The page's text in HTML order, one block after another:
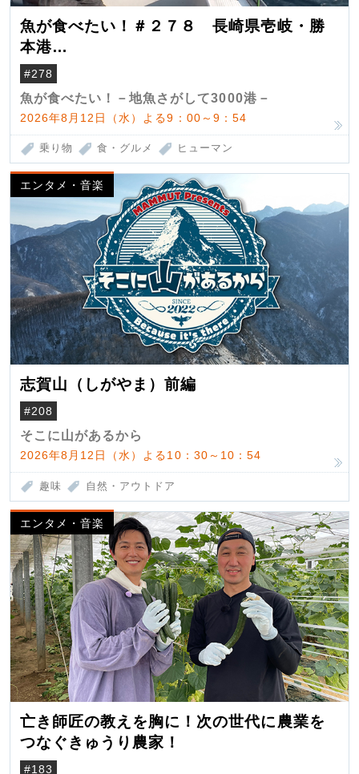
魚が食べたい！＃２７８ 長崎県壱岐・勝
本港
（クロマグロ）
#278
魚が食べたい！－地魚さがして3000港－
2026年8月12日（水）よる9：00～9：54
乗り物 食・グルメ ヒューマン
エンタメ・音楽
志賀山（しがやま）前編
#208
そこに山があるから
2026年8月12日（水）よる10：30～10：54
趣味 自然・アウトドア
エンタメ・音楽
亡き師匠の教えを胸に！次の世代に農業を
つなぐきゅうり農家！
#183